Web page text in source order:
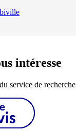
intéresse
service de